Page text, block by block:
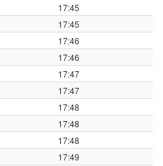
17:45
17:45
17:46
17:46
17:47
17:47
17:48
17:48
17:48
17:49